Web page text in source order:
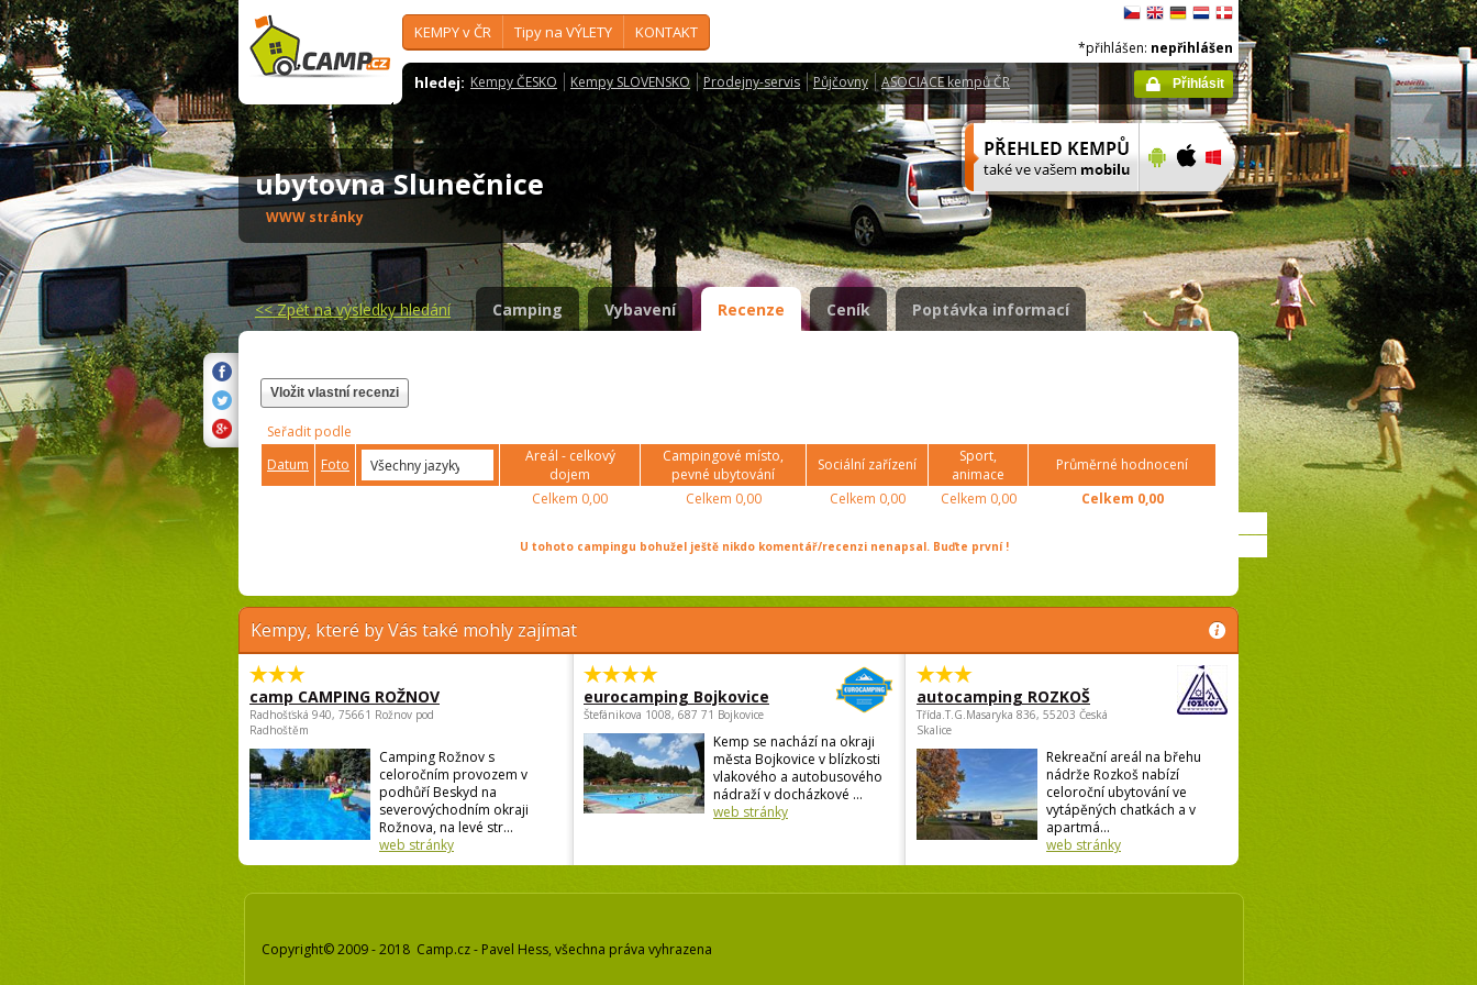
KEMPY v ČR Tipy na VÝLETY KONTAKT
hledej: Kempy ČESKO Kempy SLOVENSKO Prodejny-servis Půjčovny ASOCIACE kempů ČR
*přihlášen: nepřihlášen
Přihlásit
ubytovna Slunečnice
WWW stránky
<<Zpět na výsledky hledání Camping Vybavení Recenze Ceník Poptávka informací
Vložit vlastní recenzi
Seřadit podle
Datum
Foto
Areál - celkový
dojem
Campingové místo,
pevné ubytování
Sociální zařízení
Sport,
animace
Průměrné hodnocení
Celkem 0,00 Celkem 0,00 Celkem 0,00 Celkem 0,00 Celkem 0,00
U tohoto campingu bohužel ještě nikdo komentář/recenzi nenapsal. Buďte první !
Kempy, které by Vás také mohly zajímat
camp CAMPING ROŽNOV
Radhošťská 940, 75661 Rožnov pod
Radhoštěm
Camping Rožnov s
celoročním provozem v
podhůří Beskyd na
severovýchodním okraji
Rožnova, na levé str...
web stránky
eurocamping Bojkovice
Štefánikova 1008, 687 71 Bojkovice
Kemp se nachází na okraji
města Bojkovice v blízkosti
vlakového a autobusového
nádraží v docházkové ...
web stránky
autocamping ROZKOŠ
Třída.T.G.Masaryka 836, 55203 Česká
Skalice
Rekreační areál na břehu
nádrže Rozkoš nabízí
celoroční ubytování ve
vytápěných chatkách a v
apartmá...
web stránky
Copyright© 2009 - 2018 Camp.cz - Pavel Hess, všechna práva vyhrazena